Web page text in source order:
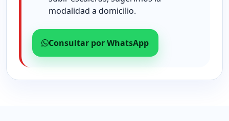
modalidad a domicilio.
Consultar por WhatsApp